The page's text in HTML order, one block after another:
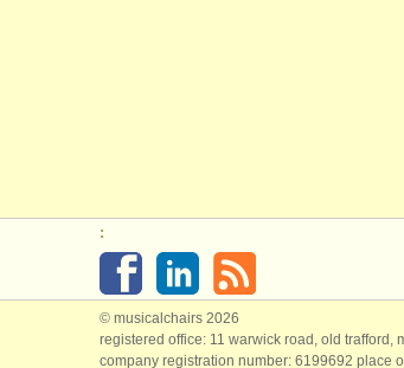
:
© musicalchairs 2026
registered office: 11 warwick road, old trafford,
company registration number: ​6199692 place